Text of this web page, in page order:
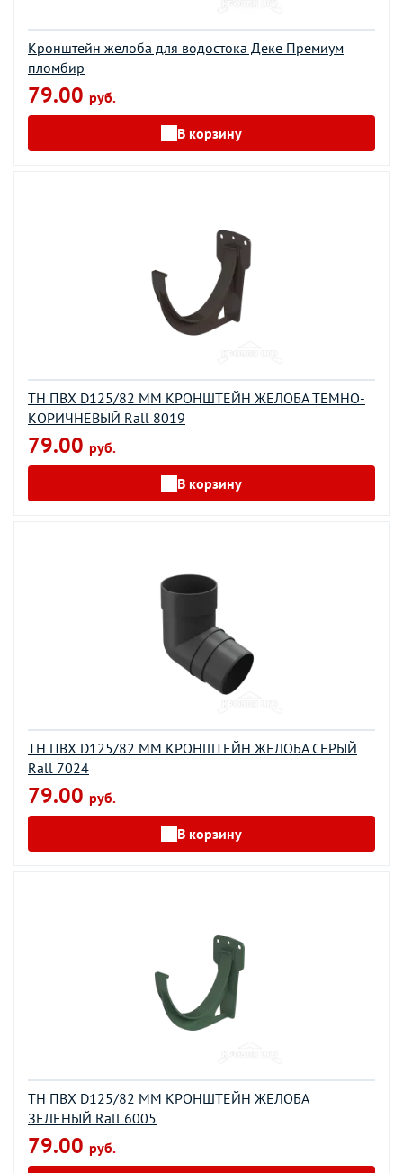
Кронштейн желоба для водостока Деке Премиум
пломбир
79.00 руб.
В корзину
ТН ПВХ D125/82 ММ КРОНШТЕЙН ЖЕЛОБА ТЕМНО-
КОРИЧНЕВЫЙ Rall 8019
79.00 руб.
В корзину
ТН ПВХ D125/82 ММ КРОНШТЕЙН ЖЕЛОБА СЕРЫЙ
Rall 7024
79.00 руб.
В корзину
ТН ПВХ D125/82 ММ КРОНШТЕЙН ЖЕЛОБА
ЗЕЛЕНЫЙ Rall 6005
79.00 руб.